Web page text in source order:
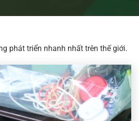
phát triển nhanh nhất trên thế giới.